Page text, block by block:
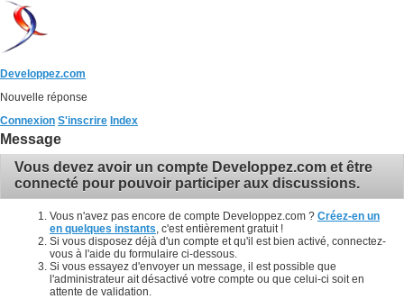
Developpez.com
Nouvelle réponse
Connexion S'inscrire Index
Message
Vous devez avoir un compte Developpez.com et être
connecté pour pouvoir participer aux discussions.
Vous n'avez pas encore de compte Developpez.com ? Créez-en un
en quelques instants , c'est entièrement gratuit !
Si vous disposez déjà d'un compte et qu'il est bien activé, connectez-
vous à l'aide du formulaire ci-dessous.
Si vous essayez d'envoyer un message, il est possible que
l'administrateur ait désactivé votre compte ou que celui-ci soit en
attente de validation.